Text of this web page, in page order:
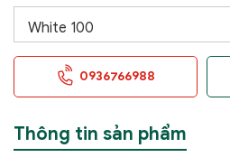
0936766988
Thông tin sản phẩm